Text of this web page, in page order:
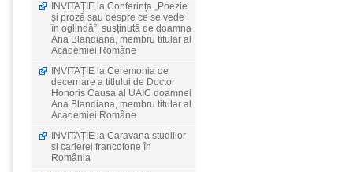
INVITAŢIE la Conferința „Poezie
și proză sau despre ce se vede
în oglindă”, susținută de doamna
Ana Blandiana, membru titular al
Academiei Române
INVITAŢIE la Ceremonia de
decernare a titlului de Doctor
Honoris Causa al UAIC doamnei
Ana Blandiana, membru titular al
Academiei Române
INVITAŢIE la Caravana studiilor
și carierei francofone în
România